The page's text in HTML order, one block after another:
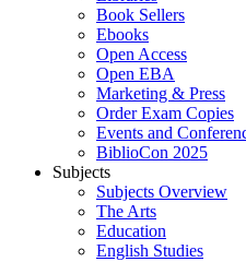
Book Sellers
Ebooks
Open Access
Open EBA
Marketing & Press
Order Exam Copies
Events and
BiblioCon 2025
Subjects
Subjects Overview
The Arts
Education
English Studies